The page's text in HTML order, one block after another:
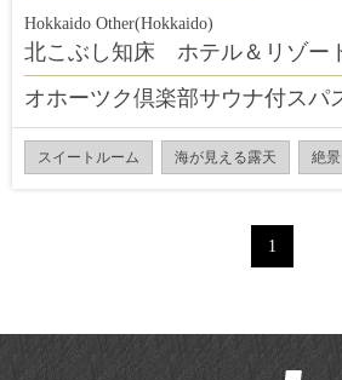
Hokkaido Other(Hokkaido)
北こぶし知床 ホテル＆リゾー
オホーツク倶楽部サウナ付スパ
スイートルーム 海が見える露天 絶景
1